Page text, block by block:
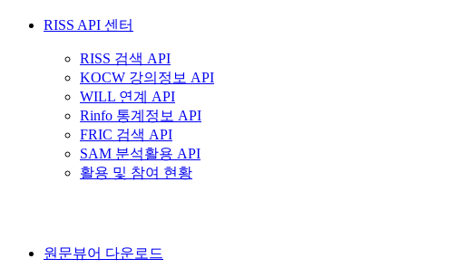
RISS API 센터
RISS 검색 API
KOCW 강의정보 API
WILL 연계 API
Rinfo 통계정보 API
FRIC 검색 API
SAM 분석활용 API
활용 및 참여 현황
원문뷰어 다운로드